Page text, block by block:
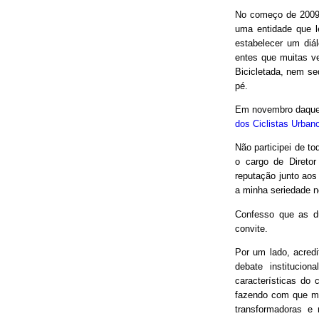
No começo de
uma entidade que
estabelecer um
entes que muitas
Bicicletada, nem
pé.
Em novembro
dos Ciclistas
Não participei de
o cargo de
reputação junto
a minha seriedade
Confesso que as
convite.
Por um lado,
debate
características do
fazendo com que
transformadoras